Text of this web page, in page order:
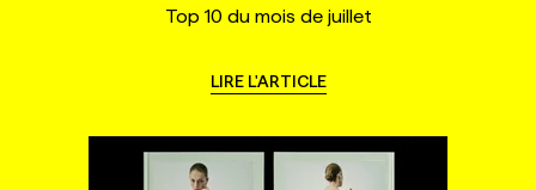
Top 10 du mois de juillet
LIRE L'ARTICLE